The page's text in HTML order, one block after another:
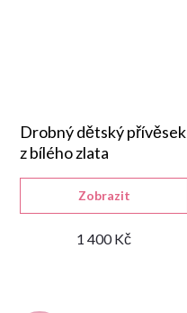
Drobný dětský přívěsek
z bílého zlata
1 400 Kč
Zobrazit